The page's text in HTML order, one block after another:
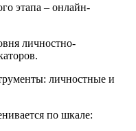
этапа – онлайн-
личностно-
личностные и
по шкале: